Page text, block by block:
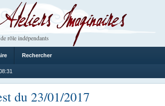
Imaginaires
rôle indépendants
Rechercher
du 23/01/2017